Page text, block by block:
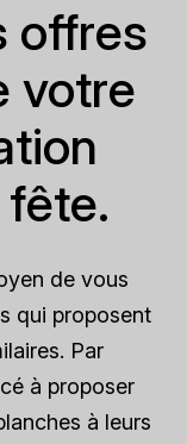
offres
votre
de vous
qui proposent
Par
à proposer
à leurs